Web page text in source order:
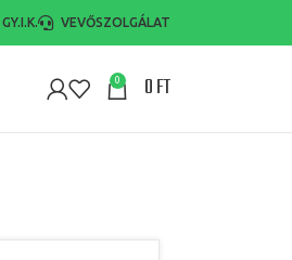
GY.I.K. VEVŐSZOLGÁLAT
0 0FT